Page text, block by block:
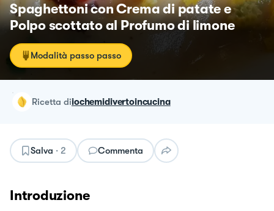
Spaghettoni con Crema di patate e
Polpo scottato al Profumo di limone
Modalità passo passo
ricetta diiochemidivertoincucina
Salva · 2 Commenta
Introduzione